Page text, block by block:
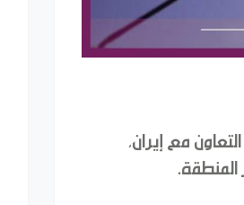
مع إيران،